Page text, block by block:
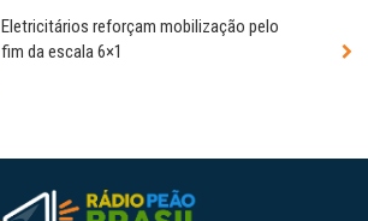
Eletricitários reforçam mobilização pelo
fim da escala 6×1